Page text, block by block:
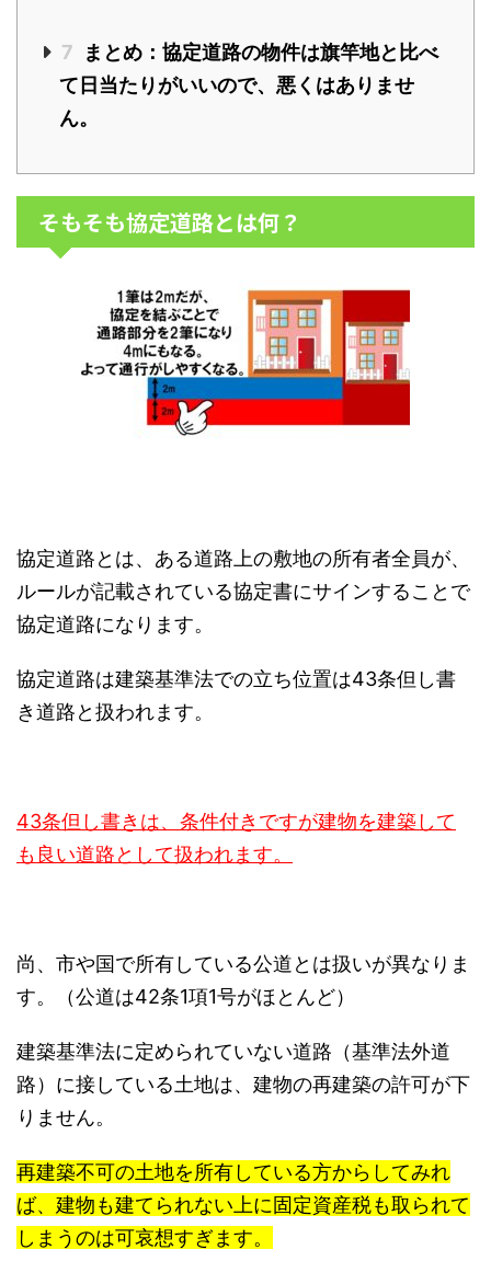
7
まとめ：協定道路の物件は旗竿地と比べ
て日当たりがいいので、悪くはありませ
ん。
そもそも協定道路とは何？
協定道路とは、ある道路上の敷地の所有者全員が、
ルールが記載されている協定書にサインすることで
協定道路になります。
協定道路は建築基準法での立ち位置は43条但し書
き道路と扱われます。
43条但し書きは、条件付きですが建物を建築して
も良い道路として扱われます。
尚、 市や国で所有している公道とは扱いが異なりま
す。（公道は42条1項1号がほとんど）
建築基準法に定められていない道路（基準法外道
路）に接している土地は、建物の再建築の許可が下
りません。
再建築不可の土地を所有している方からしてみれ
ば、建物も建てられない上に固定資産税も取られて
しまうのは可哀想すぎます。